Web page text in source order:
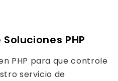
PHP
PHP para que controle
servicio de